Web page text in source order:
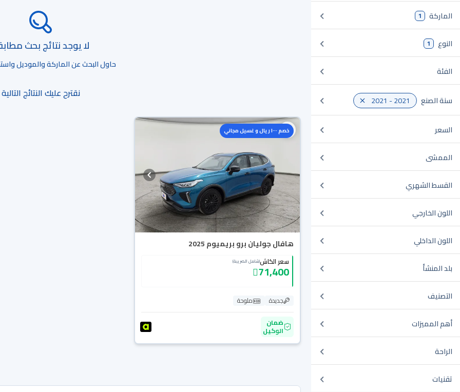
الماركة 1
النوع 1
الفئة
سنة الصنع 2021 - 2021
السعر
الممشى
القسط الشهري
اللون الخارجي
اللون الداخلي
بلد المنشأ
التصنيف
أهم المميزات
الراحة
تقنيات
لا يوجد نتائج بحث
حاول البحث عن الماركة والموديل
نقترح عليك النتائج التالية
خصم ١٠٠٠ ريال و غسيل مجاني
هافال جوليان برو بريميوم 2025
سعر الكاش(شامل الضريبة)
71,400
جديدة
ملوحة
ضمان
الوكيل